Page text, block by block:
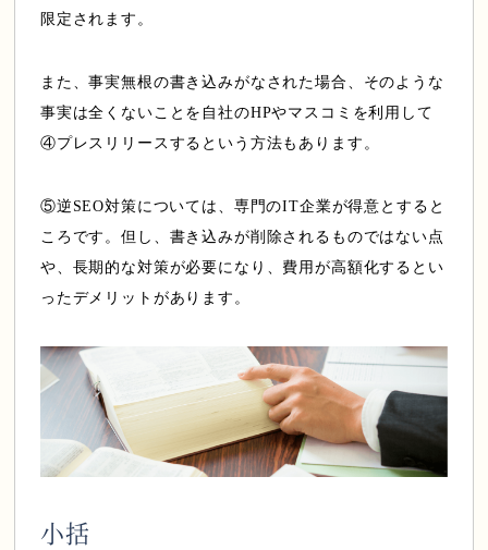
限定されます。
また、事実無根の書き込みがなされた場合、そのような
事実は全くないことを自社のHPやマスコミを利用して
④プレスリリースするという方法もあります。
⑤逆SEO対策については、専門のIT企業が得意とすると
ころです。但し、書き込みが削除されるものではない点
や、長期的な対策が必要になり、費用が高額化するとい
ったデメリットがあります。
小括